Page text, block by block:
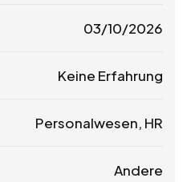
03/10/2026
Keine Erfahrung
Personalwesen, HR
Andere